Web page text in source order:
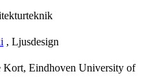
, Ljusdesign
Kort, Eindhoven University of